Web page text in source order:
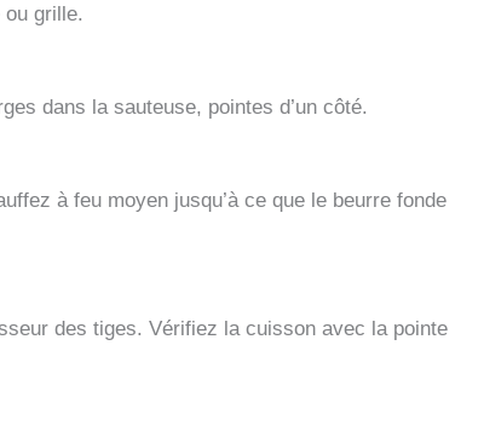
grille.
dans la sauteuse, pointes d’un côté.
à feu moyen jusqu’à ce que le beurre fonde
des tiges. Vérifiez la cuisson avec la pointe